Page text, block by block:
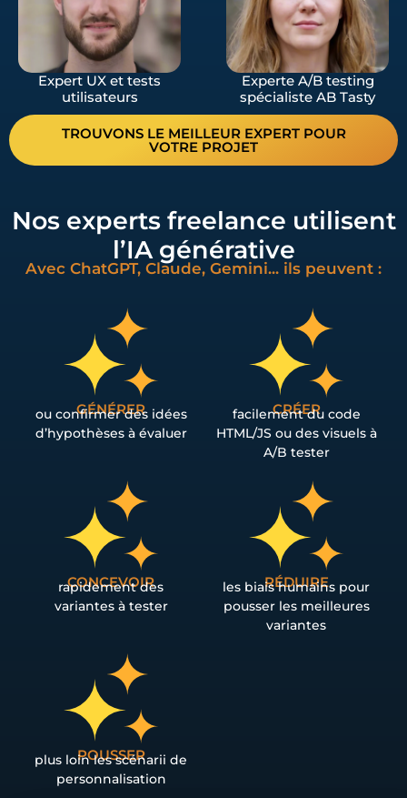
Expert UX et tests
utilisateurs
Experte A/B testing
spécialiste AB Tasty
TROUVONS LE MEILLEUR EXPERT POUR
VOTRE PROJET
Nos experts freelance utilisent
l’IA générative
Avec ChatGPT, Claude, Gemini... ils peuvent :
GÉNÉRER
ou confirmer des idées
d’hypothèses à évaluer
CRÉER
facilement du code
HTML/JS ou des visuels à
A/B tester
CONCEVOIR
rapidement des
variantes à tester
RÉDUIRE
les biais humains pour
pousser les meilleures
variantes
POUSSER
plus loin les scénarii de
personnalisation